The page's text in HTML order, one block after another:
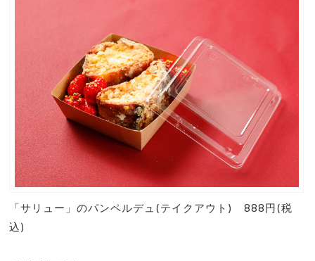
「サリュー」のパンペルデュ(テイクアウト) 888円(税
込)